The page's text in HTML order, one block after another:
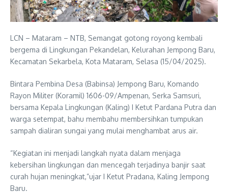
LCN – Mataram – NTB, Semangat gotong royong kembali
bergema di Lingkungan Pekandelan, Kelurahan Jempong Baru,
Kecamatan Sekarbela, Kota Mataram, Selasa (15/04/2025).
Bintara Pembina Desa (Babinsa) Jempong Baru, Komando
Rayon Militer (Koramil) 1606-09/Ampenan, Serka Samsuri,
bersama Kepala Lingkungan (Kaling) I Ketut Pardana Putra dan
warga setempat, bahu membahu membersihkan tumpukan
sampah dialiran sungai yang mulai menghambat arus air.
“Kegiatan ini menjadi langkah nyata dalam menjaga
kebersihan lingkungan dan mencegah terjadinya banjir saat
curah hujan meningkat,”ujar I Ketut Pradana, Kaling Jempong
Baru.